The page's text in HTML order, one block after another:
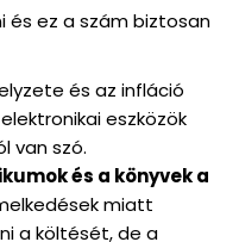
és ez a szám biztosan
és az infláció
eszközök
van szó.
és a könyvek a
miatt
a költését, de a